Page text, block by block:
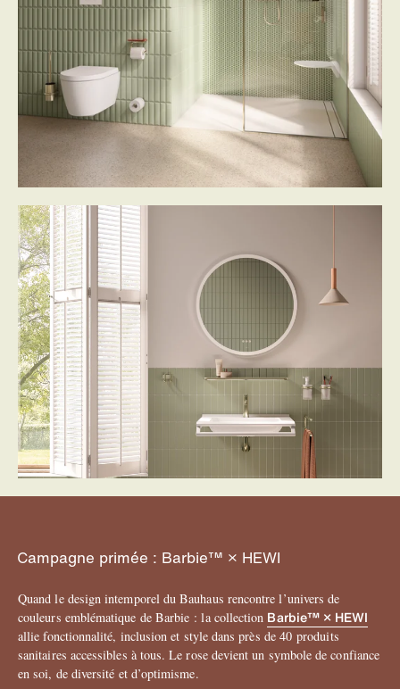
Campagne primée : Barbie™ × HEWI
Quand le design intemporel du Bauhaus rencontre l’univers de
couleurs emblématique de Barbie : la collection Barbie™ × HEWI
allie fonctionnalité, inclusion et style dans près de 40 produits
sanitaires accessibles à tous. Le rose devient un symbole de confiance
en soi, de diversité et d’optimisme.